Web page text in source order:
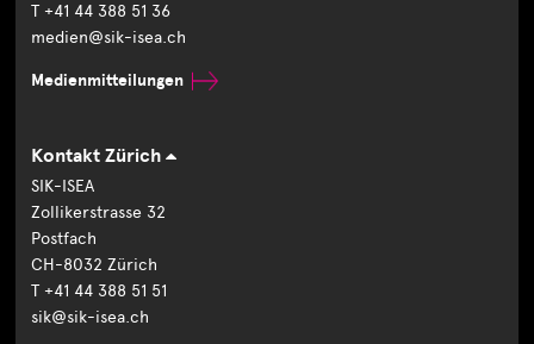
T +41 44 388 51 36
medien@sik-isea.ch
Medienmitteilungen
Kontakt Zürich
SIK-ISEA
Zollikerstrasse 32
Postfach
CH-8032 Zürich
T +41 44 388 51 51
sik@sik-isea.ch